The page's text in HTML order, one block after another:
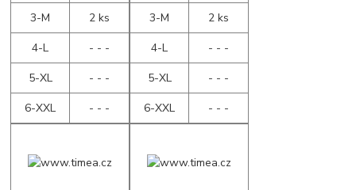
3-M
2 ks
4-L
- - -
5-XL
- - -
6-XXL
- - -
3-M
2 ks
4-L
- - -
5-XL
- - -
6-XXL
- - -